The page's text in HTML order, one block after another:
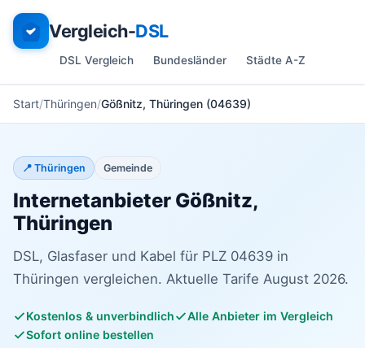
Vergleich-DSL
DSL Vergleich Bundesländer Städte A-Z
Start Thüringen Gößnitz, Thüringen (04639)
📍 Thüringen Gemeinde
Internetanbieter Gößnitz,
Thüringen
DSL, Glasfaser und Kabel für PLZ 04639 in
Thüringen vergleichen. Aktuelle Tarife August 2026.
Kostenlos & unverbindlich
Alle Anbieter im Vergleich
Sofort online bestellen